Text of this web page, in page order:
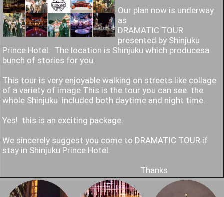
Our plan now is underway
as
DRAMATIC TOUR
presented by Shinjuku
Prince Hotel. The location is Shinjuku which producesa
bunch of stories for you.
This tour is very enjoyable walking on streets like collage
of a variety of image This is the tour you can see the
whole Shinjuku included both daytime and night time.
Yes! this is an exciting package.
We sincerely suggest you come to DRAMATIC TOUR if
stay in Shinjuku Prince Hotel.
Thanks